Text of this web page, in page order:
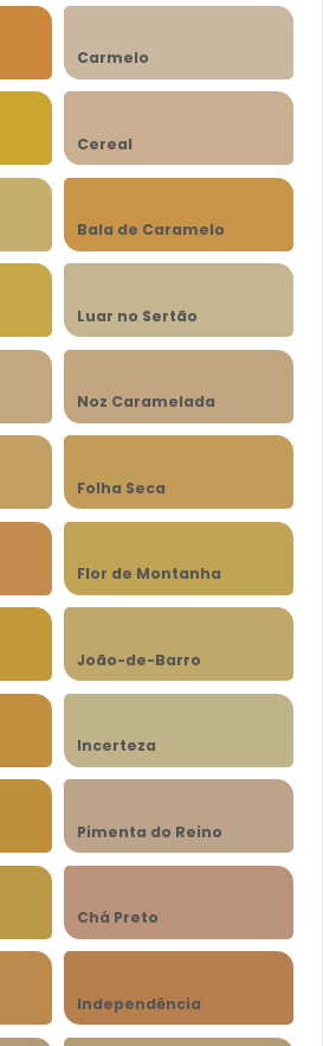
Carmelo
Cereal
Bala de Caramelo
Luar no Sertão
Noz Caramelada
Folha Seca
Flor de Montanha
João-de-Barro
Incerteza
Pimenta do Reino
Chá Preto
Independência